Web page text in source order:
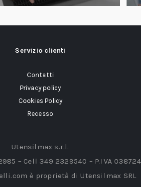
Servizio clienti
Contatti
Privacy policy
Cookies Policy
Recesso
Utensilmax s.r.l.
– Cell 349 2329540 – P.IVA
è proprietà di Utensilmax SRL